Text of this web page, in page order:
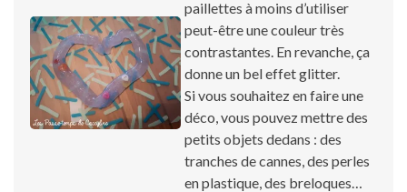
paillettes à moins d’utiliser
peut-être une couleur très
contrastantes. En revanche, ça
donne un bel effet glitter.
Si vous souhaitez en faire une
déco, vous pouvez mettre des
petits objets dedans : des
tranches de cannes, des perles
en plastique, des breloques…